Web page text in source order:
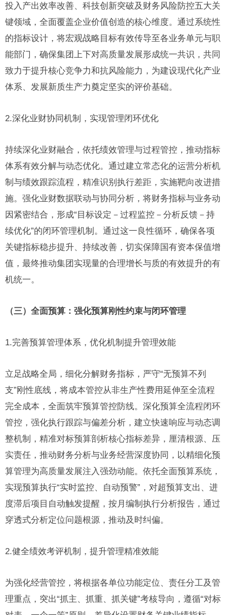
投入产出效率改善、科技创新突破及财务风险防控五大关
键领域，全面覆盖企业价值创造的核心维度。通过系统性
的指标设计，将宏观战略目标有效传导至各业务单元与职
能部门，确保集团上下对高质量发展形成统一共识，共同
致力于提升核心竞争力和抗风险能力，为建设现代化产业
体系、发展新质生产力奠定坚实的评价基础。
2.深化业财协同机制，实现管理闭环优化
持续深化业财融合，依托绩效管理与过程管控，推动指标
体系有效分解与动态优化。通过建立常态化的运营分析机
制与绩效跟踪流程，精准识别执行差距，实施靶向改进措
施。强化业财数据联动与协同分析，将财务指标与业务动
因紧密结合，形成“目标设定－过程监控－分析反馈－持
续优化”的闭环管理机制。通过这一良性循环，确保各项
关键指标稳步提升、持续改善，切实保障国有资本保值增
值，最终推动集团实现量的合理增长与质的有效提升的有
机统一。
（三）全面预算：强化预算刚性约束与闭环管理
1.完善预算管理体系，优化机制提升管理效能
立足战略全局，细化分解财务指标，严守“无预算不列
支”刚性底线，将成本管控从非生产性费用延伸至全流程
完全成本，全面筑牢预算管控防线。深化预算全流程闭环
管控，强化执行跟踪与偏差分析，建立快速响应与动态调
整机制，精准对标预算剖析核心指标差异，厘清根源、压
实责任，推动财务分析与业务经营深度协同，以精细化预
算管理为高质量发展注入强劲动能。依托全面预算系统，
实现预算执行“实时监控、自动预警”，对超预算支出、进
度滞后项目自动触发提醒，按月编制执行分析报告，通过
穿透式分析定位问题根源，推动及时纠偏。
2.健全绩效考评机制，提升管理精准效能
为强化经营管控，将根据各单位功能定位、责任分工及管
理重点，突出“抓主、抓重、抓关键”考核导向，遵循“对标